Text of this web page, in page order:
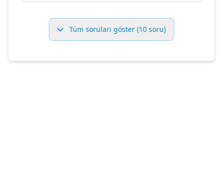
Tüm soruları göster (10 soru)